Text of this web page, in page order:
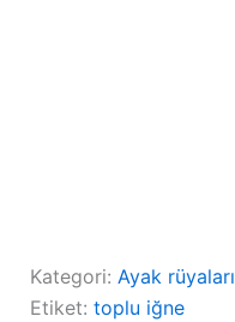
Kategori: Ayak rüyaları
Etiket: toplu iğne